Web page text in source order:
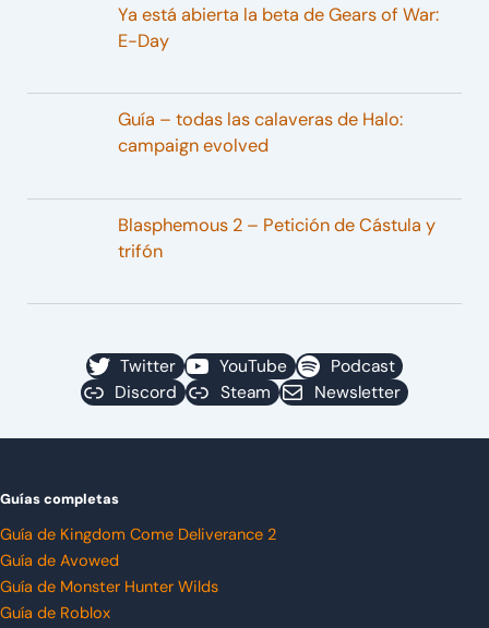
Ya está abierta la beta de Gears of War:
E-Day
Guía – todas las calaveras de Halo:
campaign evolved
Blasphemous 2 – Petición de Cástula y
trifón
Twitter YouTube
Podcast
Discord
Steam Newsletter
Guías completas
Guía de Kingdom Come Deliverance 2
Guía de Avowed
Guía de Monster Hunter Wilds
Guía de Roblox